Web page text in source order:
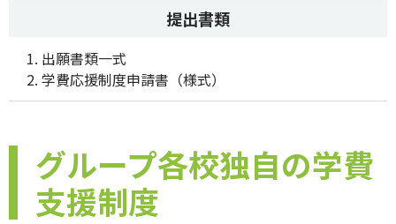
提出書類
1. 出願書類一式
2. 学費応援制度申請書（様式）
グループ各校独自の学費
支援制度